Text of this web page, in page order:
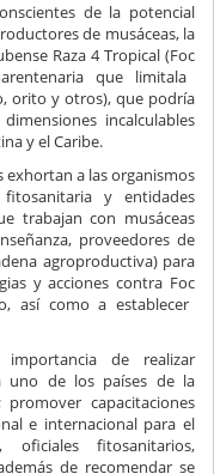
de la potencial
de musáceas, la
Raza 4 Tropical (Foc
que limitala
orito y otros), que podría
incalculables
y el Caribe.
exhortan a las organismos
y entidades
trabajan con musáceas
proveedores de
agroproductiva) para
y accionescontra Foc
así como a establecer
importancia de realizar
uno de los países dela
capacitaciones
e internacional para el
fitosanitarios,
derecomendarse